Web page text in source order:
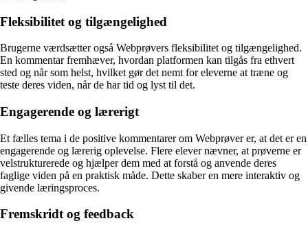
Fleksibilitet og tilgængelighed
Brugerne værdsætter også Webprøvers fleksibilitet og tilgængelighed.
En kommentar fremhæver, hvordan platformen kan tilgås fra ethvert
sted og når som helst, hvilket gør det nemt for eleverne at træne og
teste deres viden, når de har tid og lyst til det.
Engagerende og lærerigt
Et fælles tema i de positive kommentarer om Webprøver er, at det er en
engagerende og lærerig oplevelse. Flere elever nævner, at prøverne er
velstrukturerede og hjælper dem med at forstå og anvende deres
faglige viden på en praktisk måde. Dette skaber en mere interaktiv og
givende læringsproces.
Fremskridt og feedback